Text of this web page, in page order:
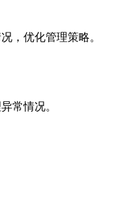
，优化管理策略。
常情况。